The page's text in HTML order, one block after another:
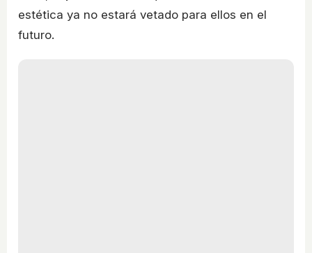
estética ya no estará vetado para ellos en el
futuro.